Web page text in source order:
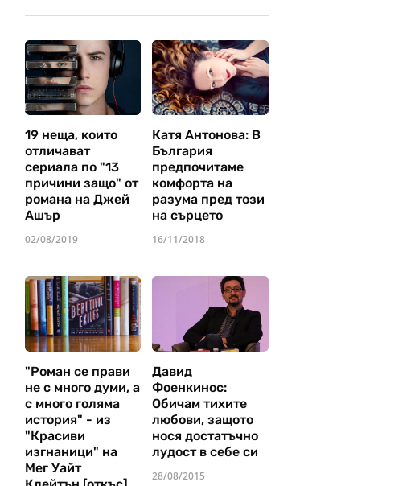
19 неща, които
отличават
сериала по "13
причини защо" от
романа на Джей
Ашър
02/08/2019
Катя Антонова: В
България
предпочитаме
комфорта на
разума пред този
на сърцето
16/11/2018
"Роман се прави
не с много думи, а
с много голяма
история" - из
"Красиви
изгнаници" на
Мег Уайт
Давид
Фоенкинос:
Обичам тихите
любови, защото
нося достатъчно
лудост в себе си
28/08/2015